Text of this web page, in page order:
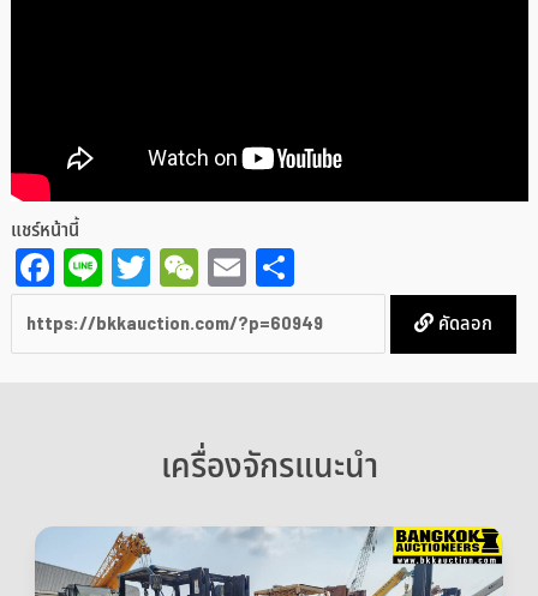
แชร์หน้านี้
Facebook
LineTwitter
WeChat
EmailShare
คัดลอก
เครื่องจักรแนะนำ